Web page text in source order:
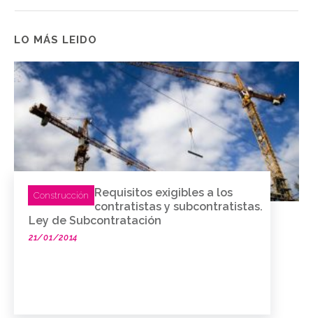
LO MÁS LEIDO
Construcción
Requisitos exigibles a los
contratistas y subcontratistas.
Ley de Subcontratación
21/01/2014